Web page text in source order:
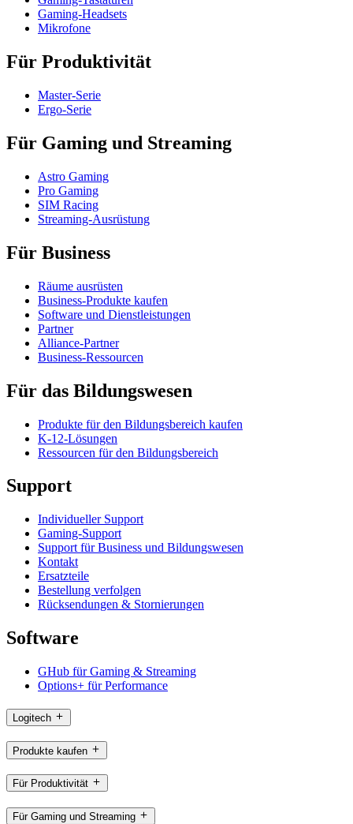
Gaming-Headsets
Mikrofone
Für Produktivität
Master-Serie
Ergo-Serie
Für Gaming und Streaming
Astro Gaming
Pro Gaming
SIM Racing
Streaming-Ausrüstung
Für Business
Räume ausrüsten
Business-Produkte kaufen
Software und Dienstleistungen
Partner
Alliance-Partner
Business-Ressourcen
Für das Bildungswesen
Produkte für den Bildungsbereich kaufen
K-12-Lösungen
Ressourcen für den Bildungsbereich
Support
Individueller Support
Gaming-Support
Support für Business und Bildungswesen
Kontakt
Ersatzteile
Bestellung verfolgen
Rücksendungen & Stornierungen
Software
GHub für Gaming & Streaming
Options+ für Performance
Logitech
Produkte kaufen
Für Produktivität
Für Gaming und Streaming